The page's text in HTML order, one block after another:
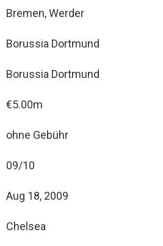
Bremen, Werder
Borussia Dortmund
Borussia Dortmund
€5.00m
ohne Gebühr
09/10
Aug 18, 2009
Chelsea